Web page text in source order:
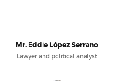
Mr. Eddie López Serrano
Lawyer and political analyst